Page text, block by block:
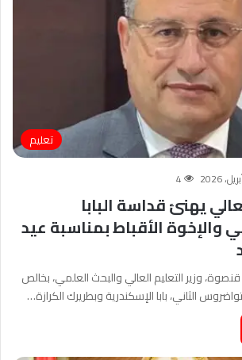
تعليم
4
يهنئ قداسة البابا
والإخوة الأقباط بمناسبة عيد
قنصوة، وزير التعليم العالي والبحث العلمي، بخالص
الثاني، بابا الإسكندرية وبطريرك الكرازة…